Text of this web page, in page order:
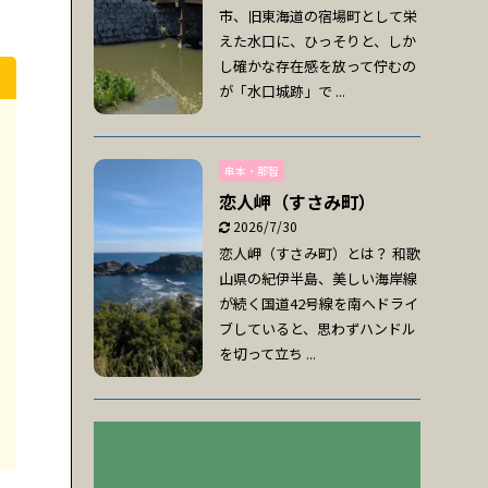
市、旧東海道の宿場町として栄
えた水口に、ひっそりと、しか
し確かな存在感を放って佇むの
が「水口城跡」で ...
串本・那智
恋人岬（すさみ町）
2026/7/30
恋人岬（すさみ町）とは？ 和歌
山県の紀伊半島、美しい海岸線
が続く国道42号線を南へドライ
ブしていると、思わずハンドル
を切って立ち ...